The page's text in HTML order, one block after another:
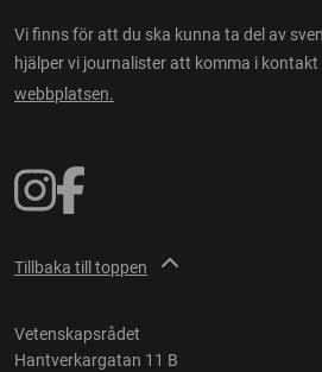
Vi finns för att du ska kunna ta del av
hjälper vi journalister att komma i
webbplatsen.
Tillbaka till toppen
Vetenskapsrådet
Hantverkargatan 11 B